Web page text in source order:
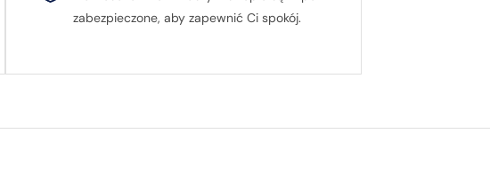
zabezpieczone, aby zapewnić Ci spokój.